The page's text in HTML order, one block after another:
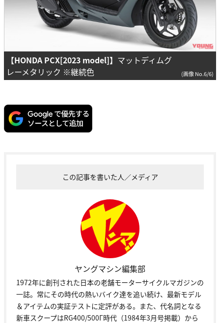
【HONDA PCX[2023 model]】 マットディムグ
レーメタリック ※継続色
(画像 No.6/6)
この記事を書いた人／メディア
ヤングマシン編集部
1972年に創刊された日本の老舗モーターサイクルマガジンの
一誌。常にその時代の熱いバイク達を追い続け、最新モデル
＆アイテムの実証テストに定評がある。また、代名詞となる
新車スクープはRG400/500Γ時代（1984年3月号掲載）から